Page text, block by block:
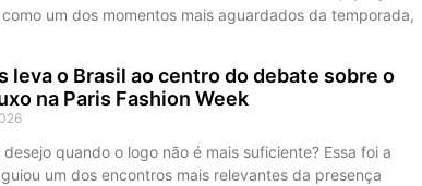
um dos momentos mais aguardados da temporada,
leva o Brasil ao centro do debate sobre o
na Paris Fashion Week
quando o logo não é mais suficiente? Essa foi a
um dos encontros mais relevantes da presença